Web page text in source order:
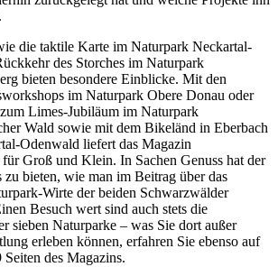
die taktile Karte im Naturpark Neckartal-
des Storches im Naturpark
bieten besondere Einblicke. Mit den
im Naturpark Obere Donau oder
Limes-Jubiläum im Naturpark
Wald sowie mit dem Bikeländ in Eberbach
Odenwald liefert das Magazin
Groß und Klein. In Sachen Genuss hat der
zu bieten, wie man im Beitrag über das
Wirte der beiden Schwarzwälder
Besuch wert sind auch stets die
sieben Naturparke – was Sie dort außer
erleben können, erfahren Sie ebenso auf
des Magazins.